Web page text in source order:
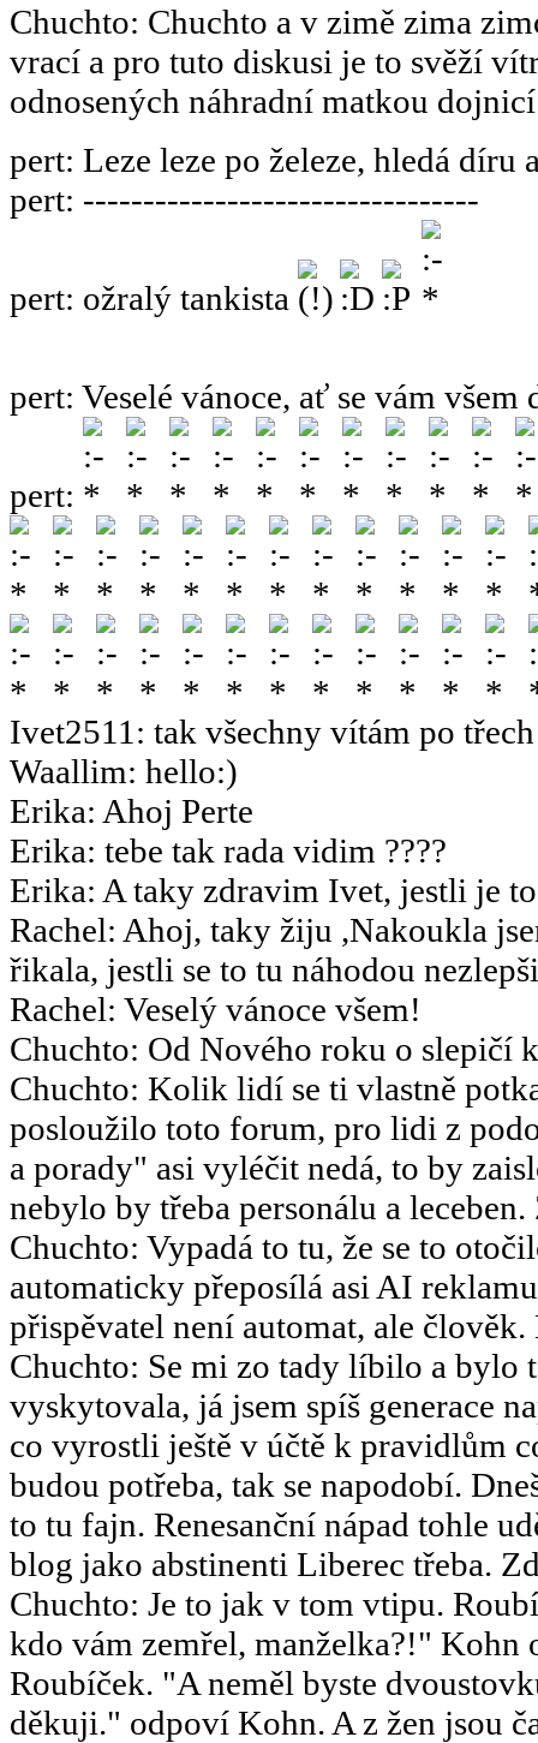
Chuchto: Chuchto a v zimě zima
vrací a pro tuto diskusi je to svěží
odnosených náhradní matkou
pert: Leze leze po železe, hledá díru
pert: ---------------------------------
pert: ožralý tankista
pert: Veselé vánoce, ať se vám všem
pert:
Ivet2511 : tak všechny vítám po
Waallim: hello:)
Erika: Ahoj Perte
Erika: tebe tak rada vidim ????
Erika: A taky zdravim Ivet, jestli je
Rachel: Ahoj, taky žiju ,Nakoukla
řikala, jestli se to tu náhodou
Rachel: Veselý vánoce všem!
Chuchto: Od Nového roku o slepičí
Chuchto: Kolik lidí se ti vlastně
posloužilo toto forum, pro lidi z
a porady" asi vyléčit nedá, to by
nebylo by třeba personálu a
Chuchto: Vypadá to tu, že se to
automaticky přeposílá asi AI
přispěvatel není automat, ale
Chuchto: Se mi zo tady líbilo a bylo
vyskytovala, já jsem spíš generace
co vyrostli ještě v účtě k pravidlům
budou potřeba, tak se napodobí.
to tu fajn. Renesanční nápad tohle
blog jako abstinenti Liberec třeba.
Chuchto: Je to jak v tom vtipu.
kdo vám zemřel, manželka?!"
Roubíček. "A neměl byste
děkuji." odpoví Kohn. A z žen jsou